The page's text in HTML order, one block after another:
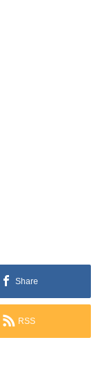
Share
RSS